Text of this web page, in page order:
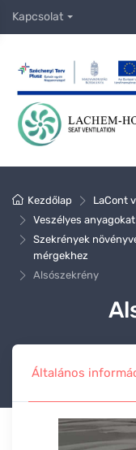
Kapcsolat
Kezdőlap
LaCont
Veszélyes
Szekrények
mérgekhez
Alsószekrény
Általános